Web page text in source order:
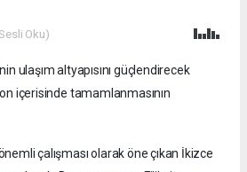
Oku)
ulaşım altyapısını güçlendirecek
içerisinde tamamlanmasının
çalışması olarak öne çıkan İkizce